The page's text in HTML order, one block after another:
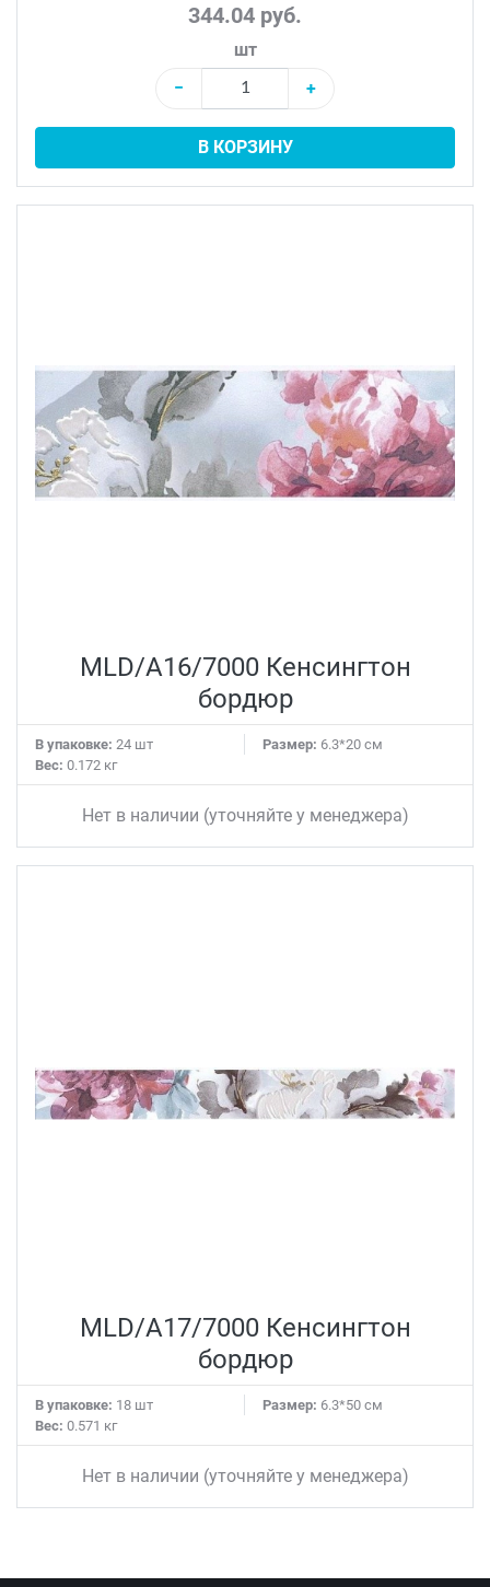
344.04 руб.
шт
−
+
В КОРЗИНУ
MLD/A16/7000 Кенсингтон
бордюр
В упаковке: 24 шт Размер: 6.3*20 см
Вес: 0.172 кг
Нет в наличии (уточняйте у менеджера)
MLD/A17/7000 Кенсингтон
бордюр
В упаковке: 18 шт Размер: 6.3*50 см
Вес: 0.571 кг
Нет в наличии (уточняйте у менеджера)